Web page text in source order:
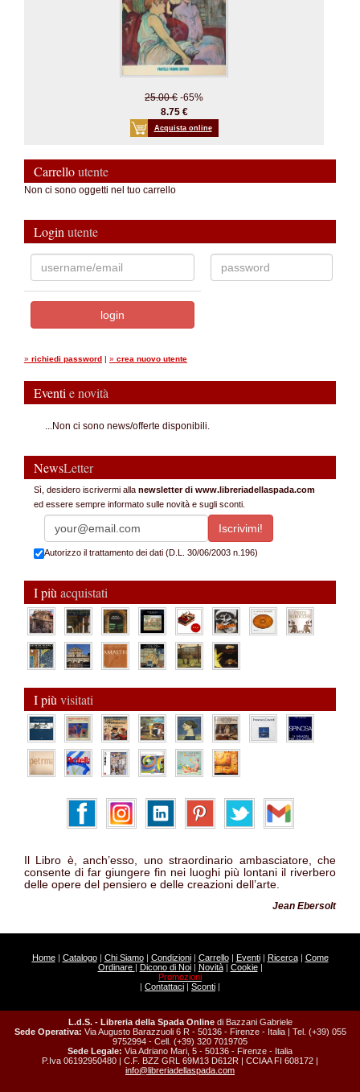
25.00 € -65%
8.75 €
Acquista online
Carrelloutente
Non ci sono oggetti nel tuo carrello
Login utente
» richiedi password | » crea nuovo utente
Eventi e novità
...Non ci sono news/offerte disponibili.
NewsLetter
Sì, desidero iscrivermi alla newsletter di www.libreriadellaspada.com
ed essere sempre informato sulle novità e sugli sconti.
Autorizzo il trattamento dei dati (D.L. 30/06/2003 n.196)
I più acquistati
I più visitati
Il Libro è, anch’esso, uno straordinario ambasciatore, che
consente di far giungere fin nei luoghi più lontani il riverbero
delle opere del pensiero e delle creazioni dell’arte.
Jean Ebersolt
Home| Catalogo| Chi Siamo| Condizioni| Carrello| Eventi| Ricerca| Come
Ordinare | Dicono di Noi| Novità| Cookie|
Promozioni
| Contattaci | Sconti |
L.d.S. - Libreria della Spada Online di Bazzani Gabriele
Sede Operativa: Via Augusto Barazzuoli 6 R - 50136 - Firenze - Italia | Tel. (+39) 055
9752994 - Cell. (+39) 320 7019705
Sede Legale: Via Adriano Mari, 5 - 50136 - Firenze - Italia
P.Iva 06192950480 | C.F. BZZ GRL 69M13 D612R | CCIAA FI 608172 |
info@libreriadellaspada.com